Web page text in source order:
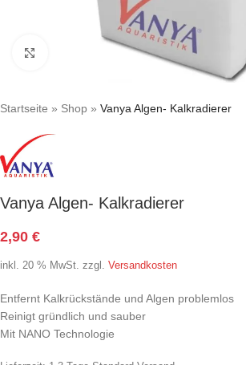
Startseite » Shop » Vanya Algen- Kalkradierer
Vanya Algen- Kalkradierer
2,90 €
inkl. 20 % MwSt. zzgl. Versandkosten
Entfernt Kalkrückstände und Algen problemlos
Reinigt gründlich und sauber
Mit NANO Technologie